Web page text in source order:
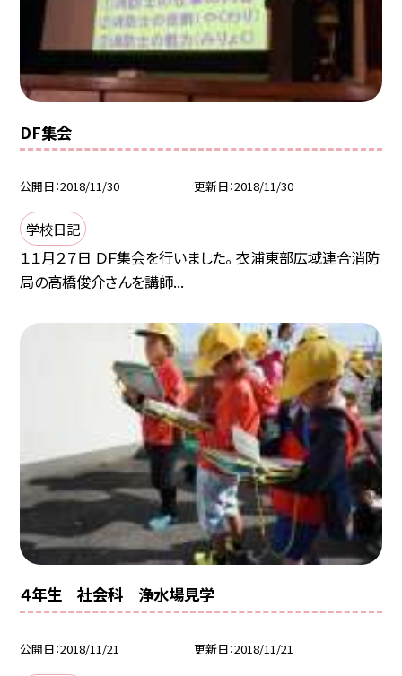
DF集会
公開日 2018/11/30 更新日 2018/11/30
学校日記
１１月２７日 ＤＦ集会を行いました。 衣浦東部広域連合消防
局の高橋俊介さんを講師...
４年生 社会科 浄水場見学
公開日 2018/11/21 更新日 2018/11/21